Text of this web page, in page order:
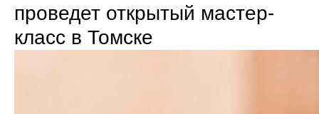
проведет открытый мастер-
класс в Томске